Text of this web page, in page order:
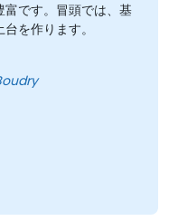
です。冒頭では、基
を作ります。